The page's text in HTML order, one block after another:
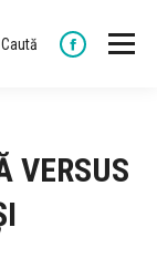
Caută
Facebook
VERSUS